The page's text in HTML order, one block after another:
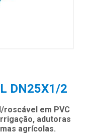
DN25X1/2
roscável em PVC
adutoras
agrícolas.